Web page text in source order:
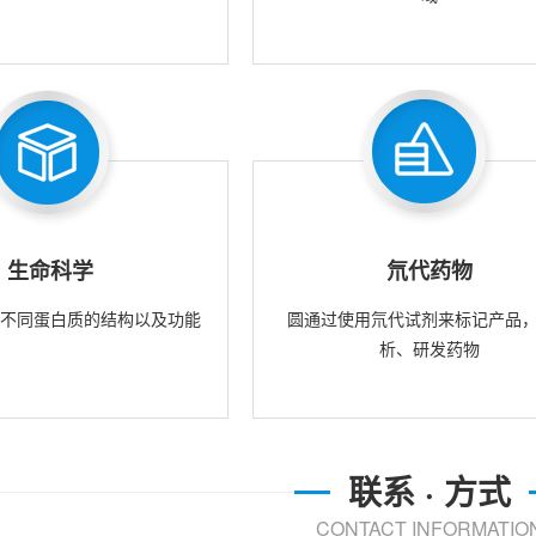
生命科学
同蛋白质的结构以及功能
氘代药物
圆通过使用氘代试剂来标记产品
析、研发药物
联系 · 方式
CONTACT